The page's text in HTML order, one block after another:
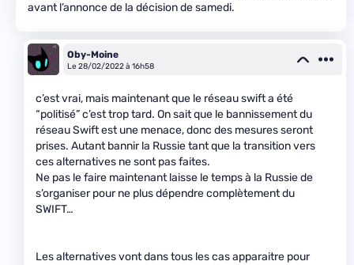
avant l’annonce de la décision de samedi.
Oby-Moine
Le 28/02/2022 à 16h58
c’est vrai, mais maintenant que le réseau swift a été
“politisé” c’est trop tard. On sait que le bannissement du
réseau Swift est une menace, donc des mesures seront
prises. Autant bannir la Russie tant que la transition vers
ces alternatives ne sont pas faites.
Ne pas le faire maintenant laisse le temps à la Russie de
s’organiser pour ne plus dépendre complètement du
SWIFT…
Les alternatives vont dans tous les cas apparaitre pour